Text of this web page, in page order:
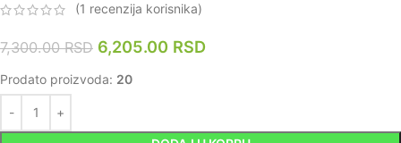
(1 recenzija korisnika)
7,300.00RSD 6,205.00 RSD
Prodato proizvoda: 20